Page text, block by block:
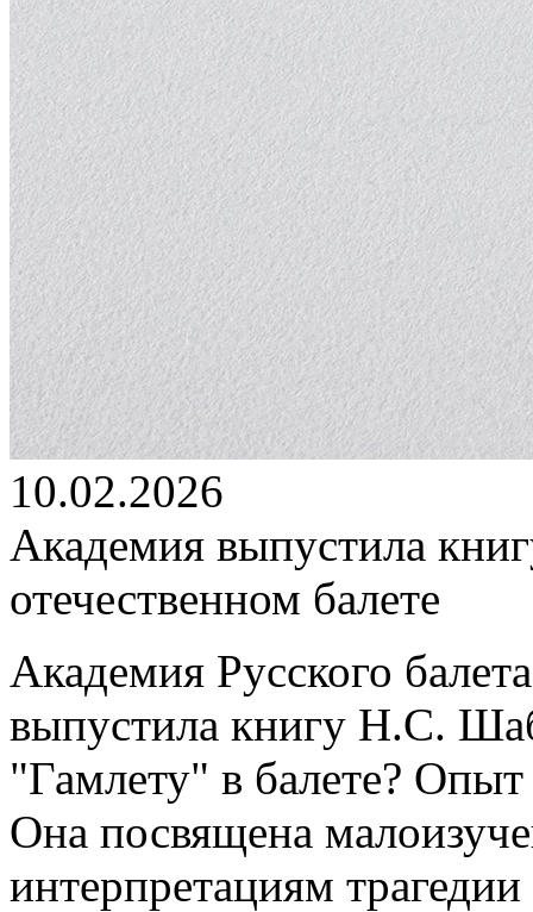
10.02.2026
Академия выпустила
отечественном балете
Академия Русского
выпустила книгу Н.С.
"Гамлету" в балете?
Она посвящена
интерпретациям